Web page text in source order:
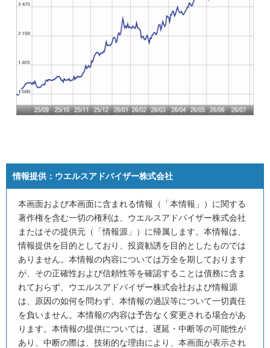
情報提供： ウエルスアドバイザー株式会社
本画面および本画面に含まれる情報（「本情報」）に関する
著作権を含む一切の権利は、ウエルスアドバイザー株式会社
またはその提供元（「情報源」）に帰属します。本情報は、
情報提供を目的としており、投資勧誘を目的としたものでは
ありません。本情報の内容については万全を期しております
が、その正確性および信頼性等を確認することは債務に含ま
れておらず、ウエルスアドバイザー株式会社および情報源
は、原因の如何を問わず、本情報の過誤等について一切責任
を負いません。本情報の内容は予告なく変更される場合があ
ります。本情報の提供については、遅延・中断等の可能性が
あり、中断の際は、技術的な理由により、本画面が表示され